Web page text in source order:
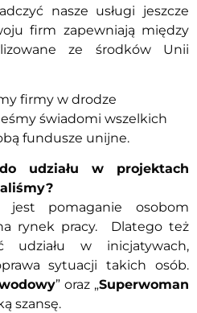
nasze usługi jeszcze
firm zapewniają między
ze środków Unii
firmy w drodze
świadomi wszelkich
fundusze unijne.
udziału w projektach
jest pomaganie osobom
rynek pracy. Dlatego też
udziału w inicjatywach,
sytuacji takich osób.
” oraz „Superwoman
szansę.